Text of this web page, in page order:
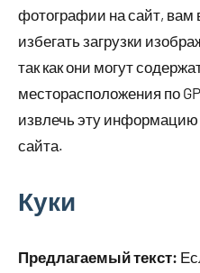
фотографии на сайт, вам
избегать загрузки
так как они могут
месторасположения по
извлечь эту информацию
сайта.
Куки
Предлагаемый текст: